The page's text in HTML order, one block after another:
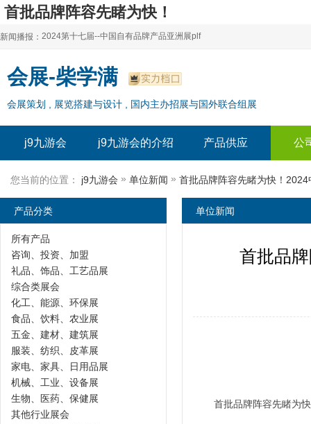
首批品牌阵容先睹为快！
2024中国餐饮生态巡展北京|上海特许加盟展-
新闻播报：
2024上海自有品牌展--百货展|食品展 零售展|oem展
2024全球自有--品牌产品亚洲展（plf）
2024上海自有品牌展--2024上海oem 贴牌代加工展
2024第十七届--中国自有品牌产品亚洲展plf
2024全球自有--品牌产品亚洲展（plf）
2024年上海--第17届自有品牌展
会展-柴学满
会展策划 , 展览搭建与设计 , 国内主办招展与国外联合组展
j9九游会 j9九游会的介绍 产品供应 公
您当前的位置： j9九游会 » 单位新闻 »
单位新闻
首批品
首批品牌阵容先睹为
产品分类
所有产品
咨询、投资、加盟
礼品、饰品、工艺品展
综合类展会
化工、能源、环保展
食品、饮料、农业展
五金、建材、建筑展
服装、纺织、皮革展
家电、家具、日用品展
机械、工业、设备展
生物、医药、保健展
其他行业展会